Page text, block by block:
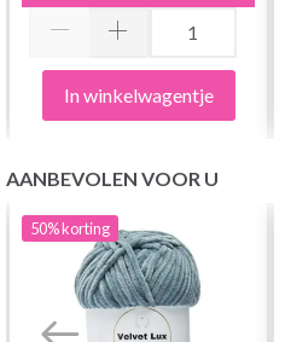
In winkelwagentje
AANBEVOLEN VOOR U
50%korting